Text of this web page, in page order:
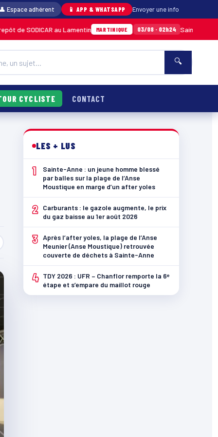
Espace adhérent 📱 APP & WHATSAPP Envoyer une info
au Lamentin MARTINIQUE 03/08 · 02h24 Sainte-Anne : un jeune
🔍
CYCLISTE CONTACT
LES + LUS
1
Sainte-Anne : un jeune homme blessé
par balles sur la plage de l’Anse
Moustique en marge d’un after yoles
2
Carburants : le gazole augmente, le prix
du gaz baisse au 1er août 2026
3 Après l’after yoles, la plage de l’Anse
Meunier (Anse Moustique) retrouvée
couverte de déchets à Sainte-Anne
4 TDY 2026 : UFR – Chanflor remporte la 6ᵉ
étape et s’empare du maillot rouge